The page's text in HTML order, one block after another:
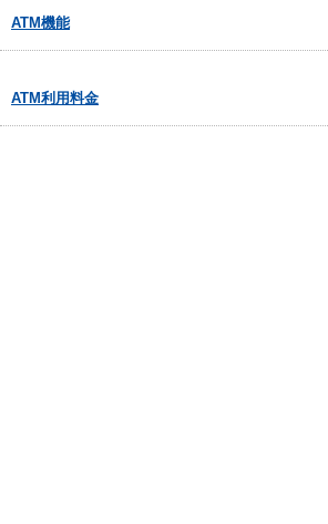
ATM機能
ATM利用料金